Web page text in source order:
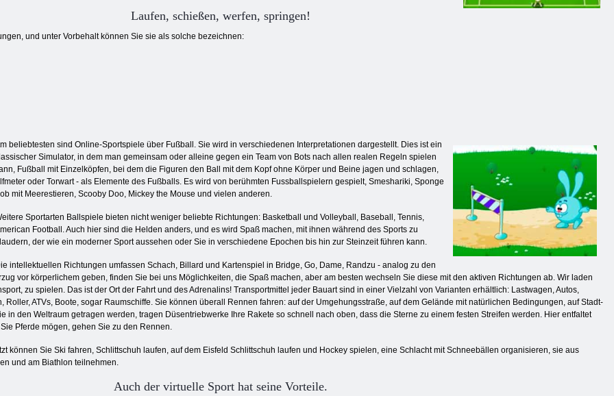
Laufen, schießen, werfen, springen!
und unter Vorbehalt können Sie sie als solche bezeichnen:
beliebtesten sind Online-Sportspiele über Fußball. Sie wird in verschiedenen Interpretationen dargestellt. Dies ist ein
Simulator, in dem man gemeinsam oder alleine gegen ein Team von Bots nach allen realen Regeln spielen
Fußball mit Einzelköpfen, bei dem die Figuren den Ball mit dem Kopf ohne Körper und Beine jagen und schlagen,
oder Torwart - als Elemente des Fußballs. Es wird von berühmten Fussballspielern gespielt, Smeshariki, Sponge
mit Meerestieren, Scooby Doo, Mickey the Mouse und vielen anderen.
Sportarten Ballspiele bieten nicht weniger beliebte Richtungen: Basketball und Volleyball, Baseball, Tennis,
Football. Auch hier sind die Helden anders, und es wird Spaß machen, mit ihnen während des Sports zu
der wie ein moderner Sport aussehen oder Sie in verschiedene Epochen bis hin zur Steinzeit führen kann.
intellektuellen Richtungen umfassen Schach, Billard und Kartenspiel in Bridge, Go, Dame, Randzu - analog zu den
vor körperlichem geben, finden Sie bei uns Möglichkeiten, die Spaß machen, aber am besten wechseln Sie diese mit den aktiven Richtungen ab. Wir laden
zu spielen. Das ist der Ort der Fahrt und des Adrenalins! Transportmittel jeder Bauart sind in einer Vielzahl von Varianten erhältlich: Lastwagen, Autos,
Roller, ATVs, Boote, sogar Raumschiffe. Sie können überall Rennen fahren: auf der Umgehungsstraße, auf dem Gelände mit natürlichen Bedingungen, auf Stadt-
in den Weltraum getragen werden, tragen Düsentriebwerke Ihre Rakete so schnell nach oben, dass die Sterne zu einem festen Streifen werden. Hier entfaltet
Pferde mögen, gehen Sie zu den Rennen.
können Sie Ski fahren, Schlittschuh laufen, auf dem Eisfeld Schlittschuh laufen und Hockey spielen, eine Schlacht mit Schneebällen organisieren, sie aus
und am Biathlon teilnehmen.
Auch der virtuelle Sport hat seine Vorteile.